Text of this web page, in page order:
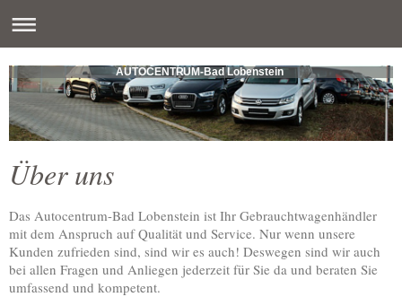
AUTOCENTRUM-Bad Lobenstein
Über uns
Das Autocentrum-Bad Lobenstein ist Ihr Gebrauchtwagenhändler
mit dem Anspruch auf Qualität und Service. Nur wenn unsere
Kunden zufrieden sind, sind wir es auch! Deswegen sind wir auch
bei allen Fragen und Anliegen jederzeit für Sie da und beraten Sie
umfassend und kompetent.